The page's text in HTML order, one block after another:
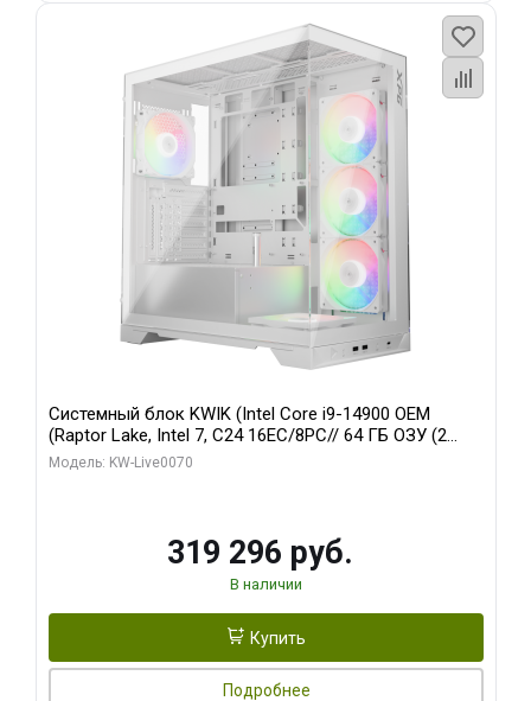
Системный блок KWIK (Intel Core i9-14900 OEM
(Raptor Lake, Intel 7, C24 16EC/8PC// 64 ГБ ОЗУ (2
модуля)/ Gigabyte RTX5080 XTREME WATERFORCE
Модель: KW-Live0070
319 296 руб.
В наличии
Купить
Подробнее